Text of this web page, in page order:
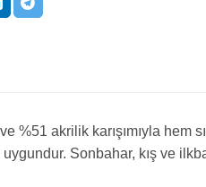
%51 akrilik karışımıyla hem
Sonbahar, kış ve